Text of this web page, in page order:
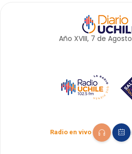
Año XVIII, 7 de Agosto
Radio en vivo